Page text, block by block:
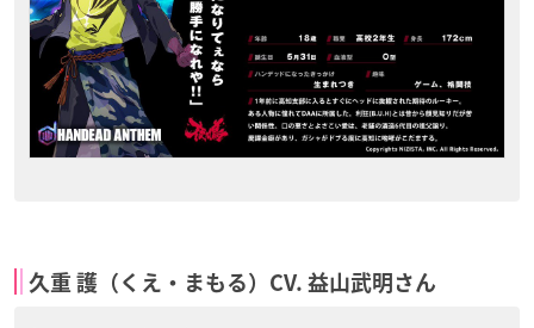
久重 護（くえ・まもる）CV. 益山武明さん